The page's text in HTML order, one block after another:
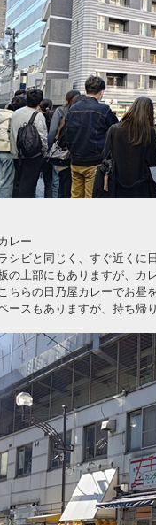
レー
シビと同じく、すぐ近くに
の上部にもありますが、カ
ちらの日乃屋カレーでお昼
ースもありますが、持ち帰